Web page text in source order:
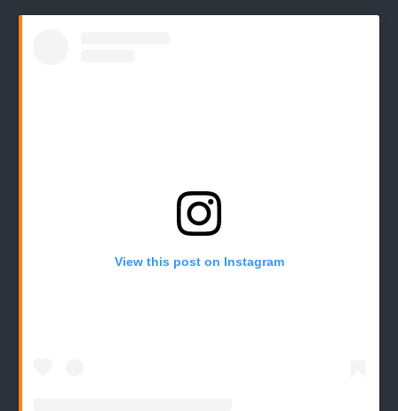
View this post on Instagram